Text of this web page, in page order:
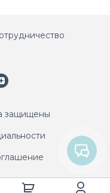
защищены